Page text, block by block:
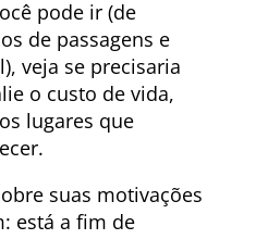
pode ir (de
de passagens e
veja se precisaria
o custo de vida,
lugares que
suas motivações
está a fim de